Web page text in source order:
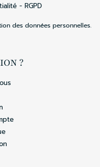
- RGPD
des données personnelles.
?